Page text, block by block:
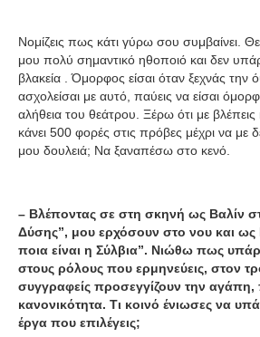
Νομίζεις πως κάτι γύρω σου συμβαίνει.
μου πολύ σημαντικό ηθοποιό και δεν
βλακεία . Όμορφος είσαι όταν ξεχνάς
ασχολείσαι με αυτό, παύεις να είσαι
αλήθεια του θεάτρου. Ξέρω ότι με
κάνει 500 φορές στις πρόβες μέχρι να με
μου δουλειά; Να ξαναπέσω στο κενό.
– Βλέποντας σε στη σκηνή ως Βαλίν
Δύσης”, μου ερχόσουν στο νου και ως
ποια είναι η Σύλβια”. Νιώθω πως
στους ρόλους που ερμηνεύεις, στον
συγγραφείς προσεγγίζουν την
κανονικότητα. Τι κοινό ένιωσες να
έργα που επιλέγεις;